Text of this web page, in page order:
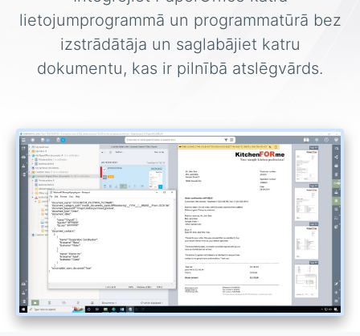
lietojumprogrammā un programmatūrā bez
izstrādātāja un saglabājiet katru
dokumentu, kas ir pilnībā atslēgvārds.